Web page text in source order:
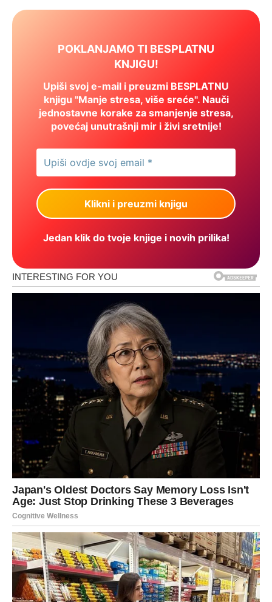
POKLANJAMO TI BESPLATNU
KNJIGU!
Upiši svoj e-mail i preuzmi BESPLATNU
knjigu "Manje stresa, više sreće". Nauči
jednostavne korake za smanjenje stresa,
povećaj unutrašnji mir i živi sretnije!
Jedan klik do tvoje knjige i novih prilika!